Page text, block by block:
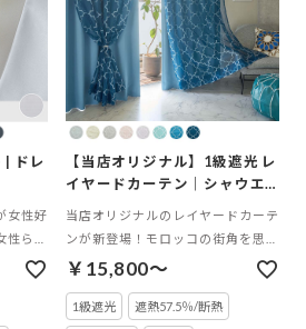
| ドレ
女性好
らし
ンクア
【当店オリジナル】1級遮光 レ
イヤードカーテン｜シャウエ
ン ダブルカーテン
当店オリジナルのレイヤードカーテ
ンが新登場！モロッコの街角を思わ
せる、幻想的なタイル柄のレイヤー
￥15,800～
1級遮光 遮熱57.5％/断熱